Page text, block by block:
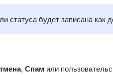
статуса будет записана как
, Спам или